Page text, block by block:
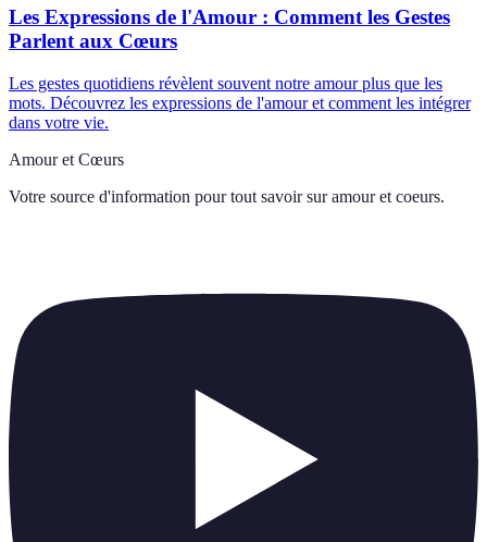
Les Expressions de l'Amour : Comment les Gestes
Parlent aux Cœurs
Les gestes quotidiens révèlent souvent notre amour plus que les
mots. Découvrez les expressions de l'amour et comment les intégrer
dans votre vie.
Amour et Cœurs
Votre source d'information pour tout savoir sur amour et coeurs.